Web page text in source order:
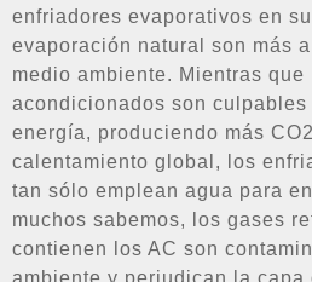
enfriadores evaporativos en
evaporación natural son más
medio ambiente. Mientras que
acondicionados son
energía, produciendo más
calentamiento global, los
tan sólo emplean agua para
muchos sabemos, los gases
contienen los AC son
ambiente y perjudican la capa